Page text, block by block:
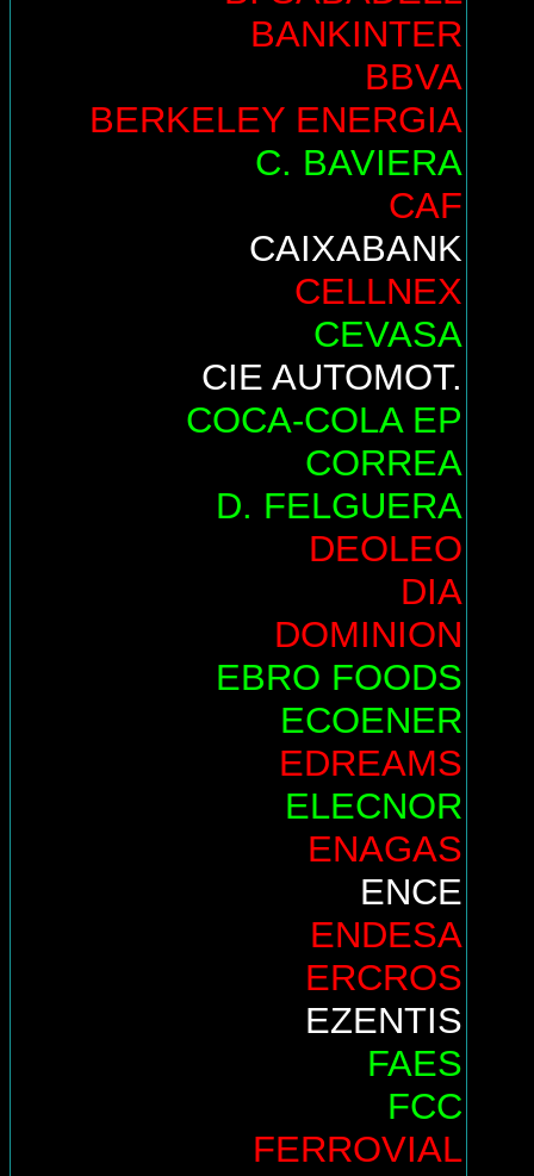
BANKINTER
BBVA
BERKELEY ENERGIA
C. BAVIERA
CAF
CAIXABANK
CELLNEX
CEVASA
CIE AUTOMOT.
COCA-COLA EP
CORREA
D. FELGUERA
DEOLEO
DIA
DOMINION
EBRO FOODS
ECOENER
EDREAMS
ELECNOR
ENAGAS
ENCE
ENDESA
ERCROS
EZENTIS
FAES
FCC
FERROVIAL